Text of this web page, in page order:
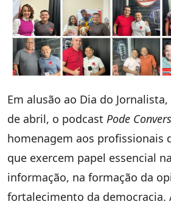
Em alusão ao Dia do
de abril, o podcast Pode
homenagem aos profissionais
que exercem papel essencial
informação, na formação da
fortalecimento da democracia.